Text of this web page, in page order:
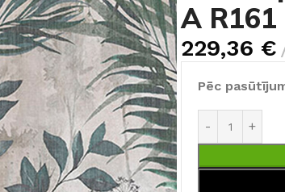
A R161
229,36 €
Pēc